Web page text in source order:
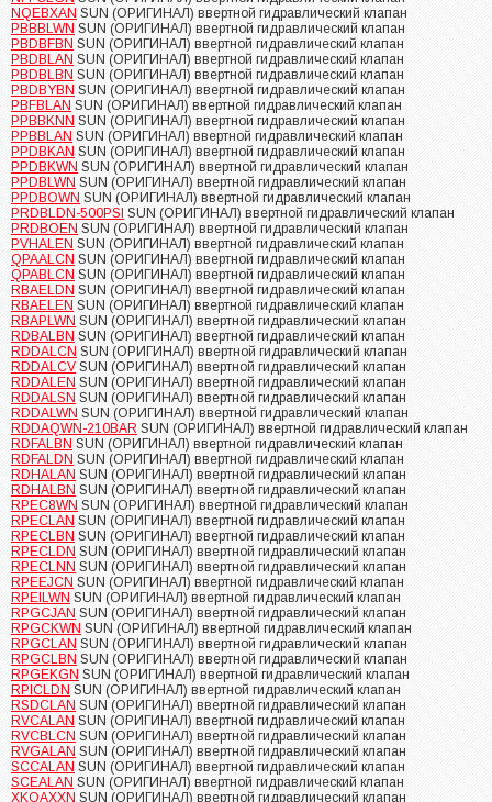
NQEBXAN SUN (ОРИГИНАЛ) ввертной гидравлический клапан
PBBBLWN SUN (ОРИГИНАЛ) ввертной гидравлический клапан
PBDBFBN SUN (ОРИГИНАЛ) ввертной гидравлический клапан
PBDBLAN SUN (ОРИГИНАЛ) ввертной гидравлический клапан
PBDBLBN SUN (ОРИГИНАЛ) ввертной гидравлический клапан
PBDBYBN SUN (ОРИГИНАЛ) ввертной гидравлический клапан
PBFBLAN SUN (ОРИГИНАЛ) ввертной гидравлический клапан
PPBBKNN SUN (ОРИГИНАЛ) ввертной гидравлический клапан
PPBBLAN SUN (ОРИГИНАЛ) ввертной гидравлический клапан
PPDBKAN SUN (ОРИГИНАЛ) ввертной гидравлический клапан
PPDBKWN SUN (ОРИГИНАЛ) ввертной гидравлический клапан
PPDBLWN SUN (ОРИГИНАЛ) ввертной гидравлический клапан
PPDBOWN SUN (ОРИГИНАЛ) ввертной гидравлический клапан
PRDBLDN-500PSI SUN (ОРИГИНАЛ) ввертной гидравлический клапан
PRDBOEN SUN (ОРИГИНАЛ) ввертной гидравлический клапан
PVHALEN SUN (ОРИГИНАЛ) ввертной гидравлический клапан
QPAALCN SUN (ОРИГИНАЛ) ввертной гидравлический клапан
QPABLCN SUN (ОРИГИНАЛ) ввертной гидравлический клапан
RBAELDN SUN (ОРИГИНАЛ) ввертной гидравлический клапан
RBAELEN SUN (ОРИГИНАЛ) ввертной гидравлический клапан
RBAPLWN SUN (ОРИГИНАЛ) ввертной гидравлический клапан
RDBALBN SUN (ОРИГИНАЛ) ввертной гидравлический клапан
RDDALCN SUN (ОРИГИНАЛ) ввертной гидравлический клапан
RDDALCV SUN (ОРИГИНАЛ) ввертной гидравлический клапан
RDDALEN SUN (ОРИГИНАЛ) ввертной гидравлический клапан
RDDALSN SUN (ОРИГИНАЛ) ввертной гидравлический клапан
RDDALWN SUN (ОРИГИНАЛ) ввертной гидравлический клапан
RDDAQWN-210BAR SUN (ОРИГИНАЛ) ввертной гидравлический клапан
RDFALBN SUN (ОРИГИНАЛ) ввертной гидравлический клапан
RDFALDN SUN (ОРИГИНАЛ) ввертной гидравлический клапан
RDHALAN SUN (ОРИГИНАЛ) ввертной гидравлический клапан
RDHALBN SUN (ОРИГИНАЛ) ввертной гидравлический клапан
RPEC8WN SUN (ОРИГИНАЛ) ввертной гидравлический клапан
RPECLAN SUN (ОРИГИНАЛ) ввертной гидравлический клапан
RPECLBN SUN (ОРИГИНАЛ) ввертной гидравлический клапан
RPECLDN SUN (ОРИГИНАЛ) ввертной гидравлический клапан
RPECLNN SUN (ОРИГИНАЛ) ввертной гидравлический клапан
RPEEJCN SUN (ОРИГИНАЛ) ввертной гидравлический клапан
RPEILWN SUN (ОРИГИНАЛ) ввертной гидравлический клапан
RPGCJAN SUN (ОРИГИНАЛ) ввертной гидравлический клапан
RPGCKWN SUN (ОРИГИНАЛ) ввертной гидравлический клапан
RPGCLAN SUN (ОРИГИНАЛ) ввертной гидравлический клапан
RPGCLBN SUN (ОРИГИНАЛ) ввертной гидравлический клапан
RPGEKGN SUN (ОРИГИНАЛ) ввертной гидравлический клапан
RPICLDN SUN (ОРИГИНАЛ) ввертной гидравлический клапан
RSDCLAN SUN (ОРИГИНАЛ) ввертной гидравлический клапан
RVCALAN SUN (ОРИГИНАЛ) ввертной гидравлический клапан
RVCBLCN SUN (ОРИГИНАЛ) ввертной гидравлический клапан
RVGALAN SUN (ОРИГИНАЛ) ввертной гидравлический клапан
SCCALAN SUN (ОРИГИНАЛ) ввертной гидравлический клапан
SCEALAN SUN (ОРИГИНАЛ) ввертной гидравлический клапан
XKOAXXN SUN (ОРИГИНАЛ) ввертной гидравлический клапан